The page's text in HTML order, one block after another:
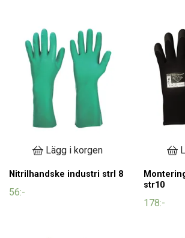
Lägg i korgen
Nitrilhandske industri strl 8
56:-
str10
178:-